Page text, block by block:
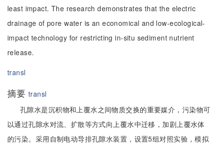
least impact. The research demonstrates that the electric
drainage of pore water is an economical and low-ecological-
impact technology for restricting in-situ sediment nutrient
release.
transl
摘要 transl
孔隙水是沉积物和上覆水之间物质交换的重要媒介，污染物可
以通过孔隙水对流、扩散等方式向上覆水中迁移，加剧上覆水体
的污染。采用自制电动导排孔隙水装置，设置5组对照实验，模拟